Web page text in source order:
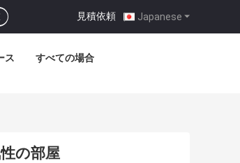
Japanese
見積依頼 |
ス すべての場合
の部屋